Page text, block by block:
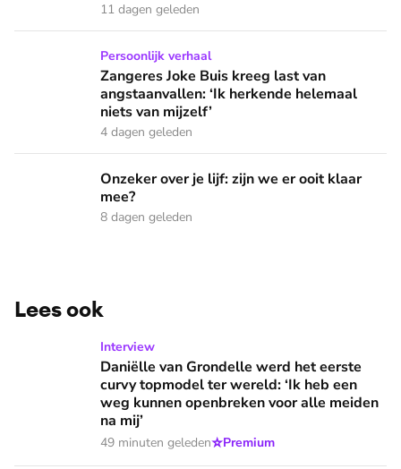
11 dagen geleden
Zangeres Joke Buis kreeg last van angstaanvallen: ‘Ik
Persoonlijk verhaal
Zangeres Joke Buis kreeg last van
angstaanvallen: ‘Ik herkende helemaal
niets van mijzelf’
4 dagen geleden
Onzeker over je lijf: zijn we er ooit klaar mee?
Onzeker over je lijf: zijn we er ooit klaar
mee?
8 dagen geleden
Lees ook
Daniëlle van Grondelle werd het eerste curvy topmodel
Interview
Daniëlle van Grondelle werd het eerste
curvy topmodel ter wereld: ‘Ik heb een
weg kunnen openbreken voor alle meiden
na mij’
49 minuten geleden⭐Premium